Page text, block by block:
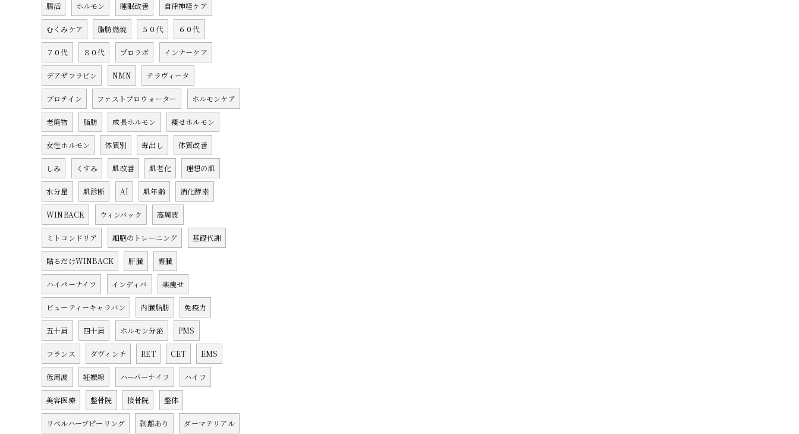
腸活 ホルモン 睡眠改善 自律神経ケア
むくみケア 脂肪燃焼 ５０代 ６０代
７０代 ８０代 プロラボ インナーケア
デアザフラビン NMN テラヴィータ
プロテイン ファストプロウォーター ホルモンケア
老廃物 脂肪 成長ホルモン 痩せホルモン
女性ホルモン 体質別 毒出し 体質改善
しみ くすみ 肌改善 肌老化 理想の肌
水分量 肌診断 AI 肌年齢 消化酵素
WINBACK ウィンバック 高周波
ミトコンドリア 細胞のトレーニング 基礎代謝
貼るだけWINBACK 肝臓 腎臓
ハイパーナイフ インディバ 楽痩せ
ビューティーキャラバン 内臓脂肪 免疫力
五十肩 四十肩 ホルモン分泌 PMS
フランス ダヴィンチ RET CET EMS
低周波 妊娠線 ハーパーナイフ ハイフ
美容医療 整骨院 接骨院 整体
リベルハーブピーリング 剥離あり ダーマテリアル